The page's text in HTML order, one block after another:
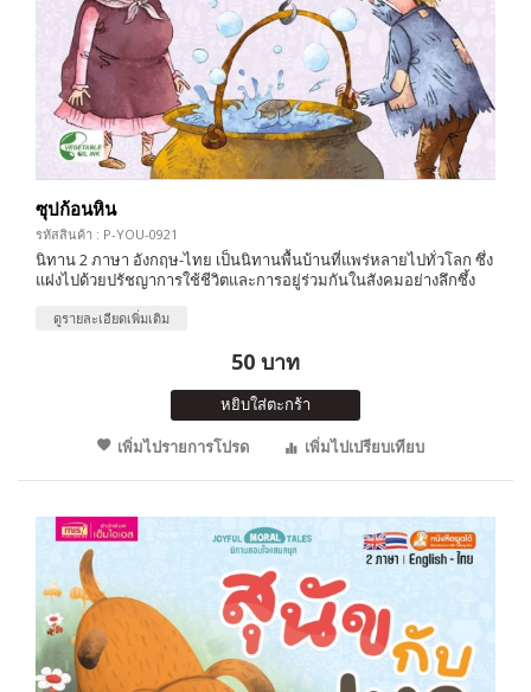
ซุปก้อนหิน
รหัสสินค้า : P-YOU-0921
นิทาน 2 ภาษา อังกฤษ-ไทย เป็นนิทานพื้นบ้านที่แพร่หลายไปทั่วโลก ซึ่ง
แฝงไปด้วยปรัชญาการใช้ชีวิตและการอยู่ร่วมกันในสังคมอย่างลึกซึ้ง
ดูรายละเอียดเพิ่มเติม
50 บาท
หยิบใส่ตะกร้า
เพิ่มไปรายการโปรด
เพิ่มไปเปรียบเทียบ